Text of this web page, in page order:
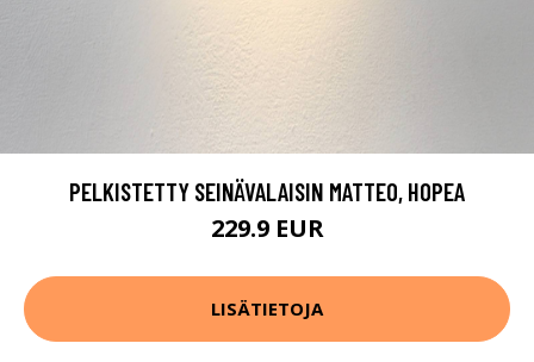
PELKISTETTY SEINÄVALAISIN MATTEO, HOPEA
229.9 EUR
LISÄTIETOJA